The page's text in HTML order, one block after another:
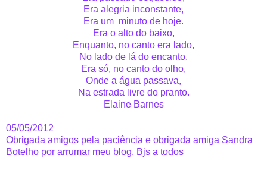
Era alegria inconstante,
Era um minuto de hoje.
Era o alto do baixo,
Enquanto, no canto era lado,
No lado de lá do encanto.
Era só, no canto do olho,
Onde a água passava,
Na estrada livre do pranto.
Elaine Barnes
05/05/2012
Obrigada amigos pela paciência e obrigada amiga Sandra
Botelho por arrumar meu blog. Bjs a todos